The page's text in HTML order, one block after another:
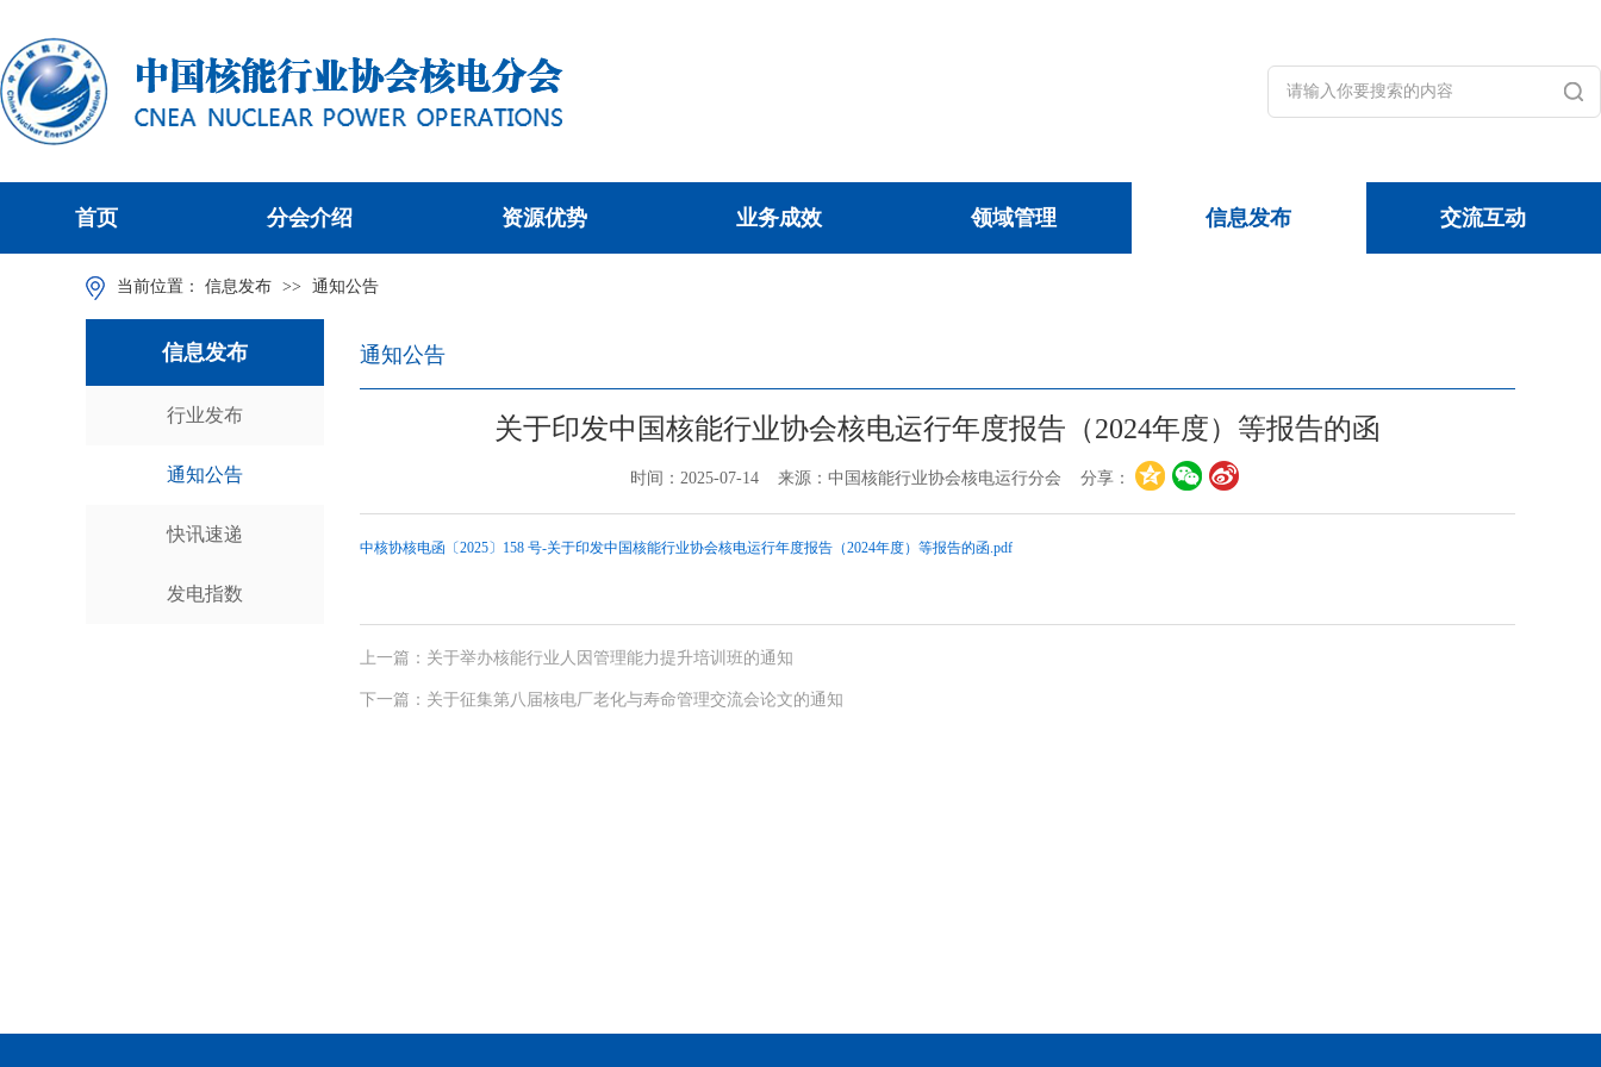
首页 分会介绍 资源优势 业务成效 领域管理 信息发布 交流互动
当前位置： 信息发布 >> 通知公告
信息发布
行业发布
通知公告
快讯速递
发电指数
通知公告
关于印发中国核能行业协会核电运行年度报告（2024年度）等报告的函
时间：2025-07-14 来源：中国核能行业协会核电运行分会 分享：
中核协核电函〔2025〕158 号-关于印发中国核能行业协会核电运行年度报告（2024年度）等报告的函.pdf
上一篇：关于举办核能行业人因管理能力提升培训班的通知
下一篇：关于征集第八届核电厂老化与寿命管理交流会论文的通知